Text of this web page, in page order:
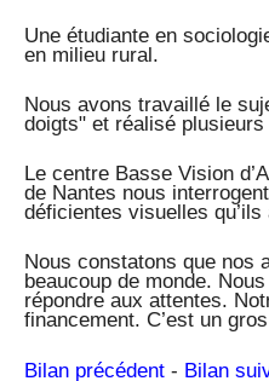
Une étudiante en
en milieu rural.
Nous avons travaillé le
doigts" et réalisé plusieurs
Le centre Basse Vision
de Nantes nous
déficientes visuelles qu’ils
Nous constatons que nos
beaucoup de monde.
répondre aux attentes.
financement. C’est un
Bilan précédent - Bilan